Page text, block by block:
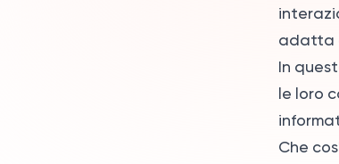
adatta
In
le loro
Che